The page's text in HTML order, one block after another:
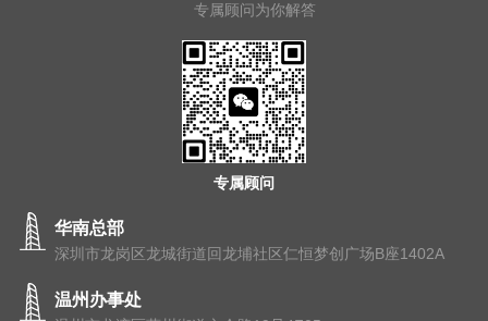
专属顾问
专属顾问为你解答
华南总部
深圳市龙岗区龙城街道回龙埔社区仁恒梦创广场B座1402A
温州办事处